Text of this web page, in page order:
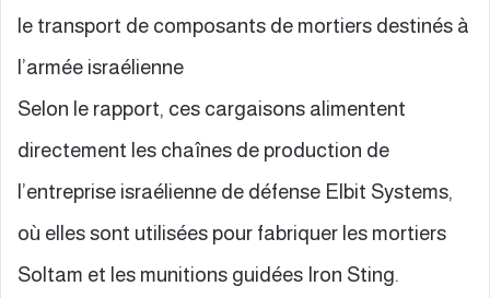
le transport de composants de mortiers destinés à
l’armée israélienne
Selon le rapport, ces cargaisons alimentent
directement les chaînes de production de
l’entreprise israélienne de défense Elbit Systems,
où elles sont utilisées pour fabriquer les mortiers
Soltam et les munitions guidées Iron Sting.